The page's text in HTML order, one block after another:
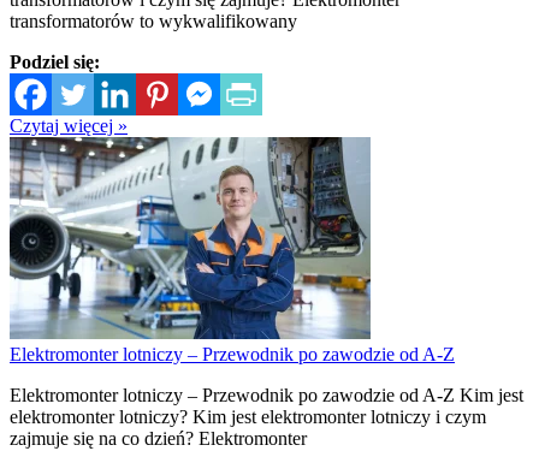
transformatorów to wykwalifikowany
Podziel się:
Czytaj więcej »
Elektromonter lotniczy – Przewodnik po zawodzie od A-Z
Elektromonter lotniczy – Przewodnik po zawodzie od A-Z Kim jest
elektromonter lotniczy? Kim jest elektromonter lotniczy i czym
zajmuje się na co dzień? Elektromonter